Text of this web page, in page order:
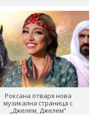
Роксана отваря нова
музикална страница с
„Джелем, Джелем“